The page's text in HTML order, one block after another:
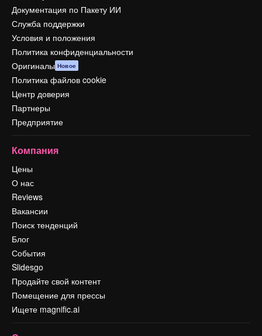
Документация по Пакету ИИ
Служба поддержки
Условия и положения
Политика конфиденциальности
Оригиналы Новое
Политика файлов cookie
Центр доверия
Партнеры
Предприятие
Компания
Цены
О нас
Reviews
Вакансии
Поиск тенденций
Блог
События
Slidesgo
Продайте свой контент
Помещение для прессы
Ищете magnific.ai